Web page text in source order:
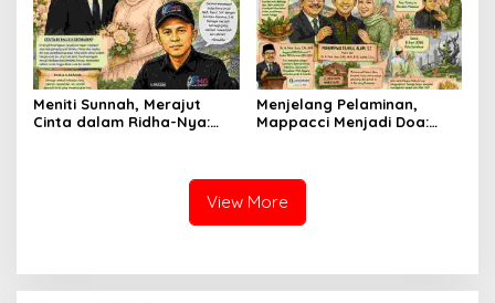
Meniti Sunnah, Merajut
Cinta dalam Ridha-Nya:
Menjelang Pelaminan,
Mappacci Menjadi Doa:
Alam
View More